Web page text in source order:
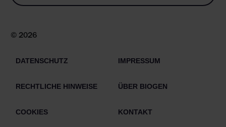
© 2026
DATENSCHUTZ IMPRESSUM
RECHTLICHE HINWEISE ÜBER BIOGEN
COOKIES KONTAKT